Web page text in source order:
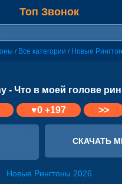
Топ Звонок
/ Все категории / Новые
- Что в моей голове
♥0+197 >>
СКАЧАТЬ
Новые Рингтоны 2026